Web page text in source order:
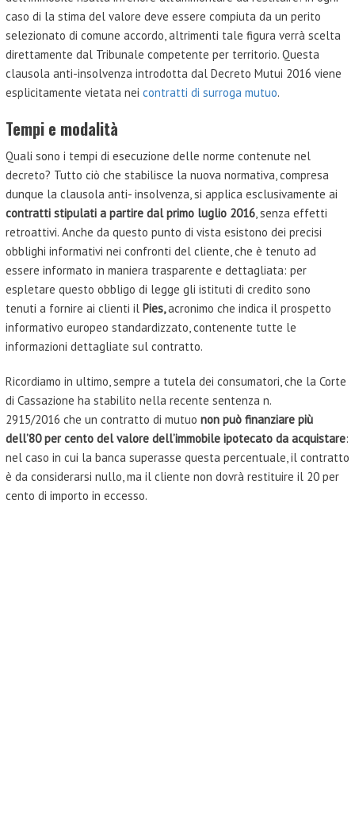
caso di la stima del valore deve essere compiuta da un perito
selezionato di comune accordo, altrimenti tale figura verrà scelta
direttamente dal Tribunale competente per territorio. Questa
clausola anti-insolvenza introdotta dal Decreto Mutui 2016 viene
esplicitamente vietata nei contratti di surroga mutuo.
Tempi e modalità
Quali sono i tempi di esecuzione delle norme contenute nel
decreto? Tutto ciò che stabilisce la nuova normativa, compresa
dunque la clausola anti- insolvenza, si applica esclusivamente ai
contratti stipulati a partire dal primo luglio 2016, senza effetti
retroattivi. Anche da questo punto di vista esistono dei precisi
obblighi informativi nei confronti del cliente, che è tenuto ad
essere informato in maniera trasparente e dettagliata: per
espletare questo obbligo di legge gli istituti di credito sono
tenuti a fornire ai clienti il Pies,acronimo che indica il prospetto
informativo europeo standardizzato, contenente tutte le
informazioni dettagliate sul contratto.
Ricordiamo in ultimo, sempre a tutela dei consumatori, che la Corte
di Cassazione ha stabilito nella recente sentenza n.
2915/2016 che un contratto di mutuo non può finanziare più
dell’80 per cento del valore dell’immobile ipotecato da acquistare:
nel caso in cui la banca superasse questa percentuale, il contratto
è da considerarsi nullo, ma il cliente non dovrà restituire il 20 per
cento di importo in eccesso.